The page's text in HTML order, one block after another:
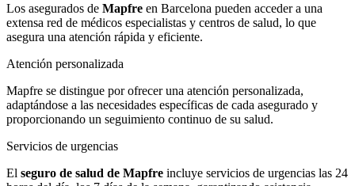
Los asegurados de Mapfre en Barcelona pueden acceder a una
extensa red de médicos especialistas y centros de salud, lo que
asegura una atención rápida y eficiente.
Atención personalizada
Mapfre se distingue por ofrecer una atención personalizada,
adaptándose a las necesidades específicas de cada asegurado y
proporcionando un seguimiento continuo de su salud.
Servicios de urgencias
El seguro de salud de Mapfre incluye servicios de urgencias las 24